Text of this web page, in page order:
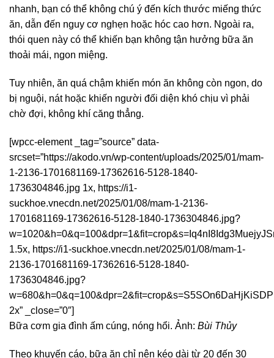
nhanh, bạn có thể không chú ý đến kích thước miếng thức
ăn, dẫn đến nguy cơ nghẹn hoặc hóc cao hơn. Ngoài ra,
thói quen này có thể khiến bạn không tận hưởng bữa ăn
thoải mái, ngon miệng.
Tuy nhiên, ăn quá chậm khiến món ăn không còn ngon, do
bị nguội, nát hoặc khiến người đối diện khó chịu vì phải
chờ đợi, không khí căng thẳng.
[wpcc-element _tag=”source” data-
srcset=”https://akodo.vn/wp-content/uploads/2025/01/mam-
1-2136-1701681169-17362616-5128-1840-
1736304846.jpg 1x, https://i1-
suckhoe.vnecdn.net/2025/01/08/mam-1-2136-
1701681169-17362616-5128-1840-1736304846.jpg?
1.5x, https://i1-suckhoe.vnecdn.net/2025/01/08/mam-1-
2136-1701681169-17362616-5128-1840-
1736304846.jpg?
2x” _close=”0″]
Bữa cơm gia đình ấm cúng, nóng hổi. Ảnh: Bùi Thủy
Theo khuyến cáo, bữa ăn chỉ nên kéo dài từ 20 đến 30